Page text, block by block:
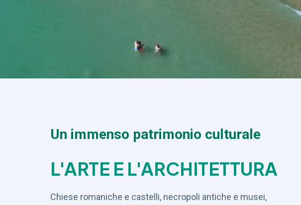
Un immenso patrimonio culturale
L'ARTE E L'ARCHITETTURA
Chiese romaniche e castelli, necropoli antiche e musei,